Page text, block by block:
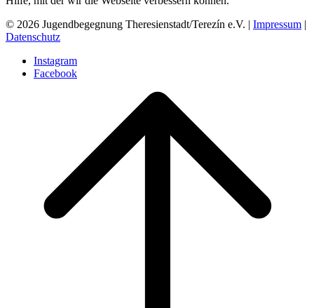
© 2026 Jugendbegegnung Theresienstadt/Terezín e.V. | Impressum |
Datenschutz
Instagram
Facebook